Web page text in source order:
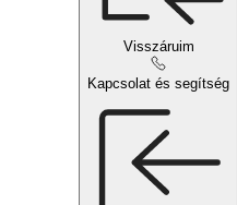
Visszáruim
Kapcsolat és segítség